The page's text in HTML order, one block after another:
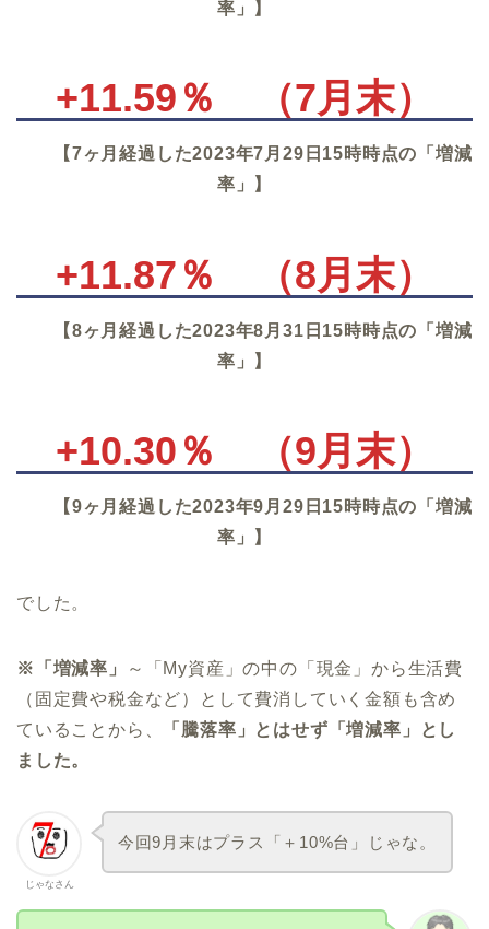
率」】
+11.59％ （7月末）
【7ヶ月経過した2023年7月29日15時時点の「増減
率」】
+11.87％ （8月末）
【8ヶ月経過した2023年8月31日15時時点の「増減
率」】
+10.30％ （9月末）
【9ヶ月経過した2023年9月29日15時時点の「増減
率」】
でした。
※「増減率」
～「My資産」の中の「現金」から生活費
（固定費や税金など）として費消していく金額も含め
ていることから、
「騰落率」とはせず「増減率」とし
ました。
じゃなさん
今回9月末はプラス「＋10%台」じゃな。